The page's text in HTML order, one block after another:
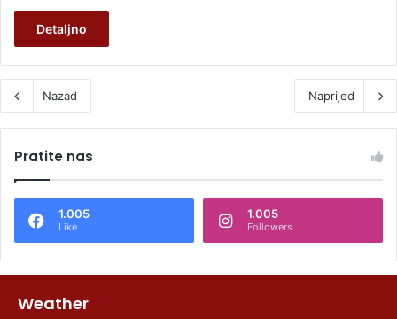
Detaljno
Nazad Naprijed
Pratite nas
1.005
Like
1.005
Followers
Weather